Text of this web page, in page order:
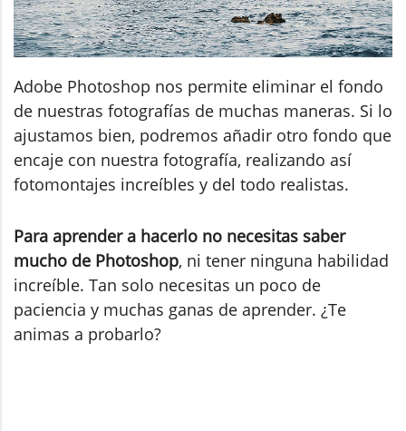
Adobe Photoshop nos permite eliminar el fondo
de nuestras fotografías de muchas maneras. Si lo
ajustamos bien, podremos añadir otro fondo que
encaje con nuestra fotografía, realizando así
fotomontajes increíbles y del todo realistas.
Para aprender a hacerlo no necesitas saber
mucho de Photoshop, ni tener ninguna habilidad
increíble. Tan solo necesitas un poco de
paciencia y muchas ganas de aprender. ¿Te
animas a probarlo?